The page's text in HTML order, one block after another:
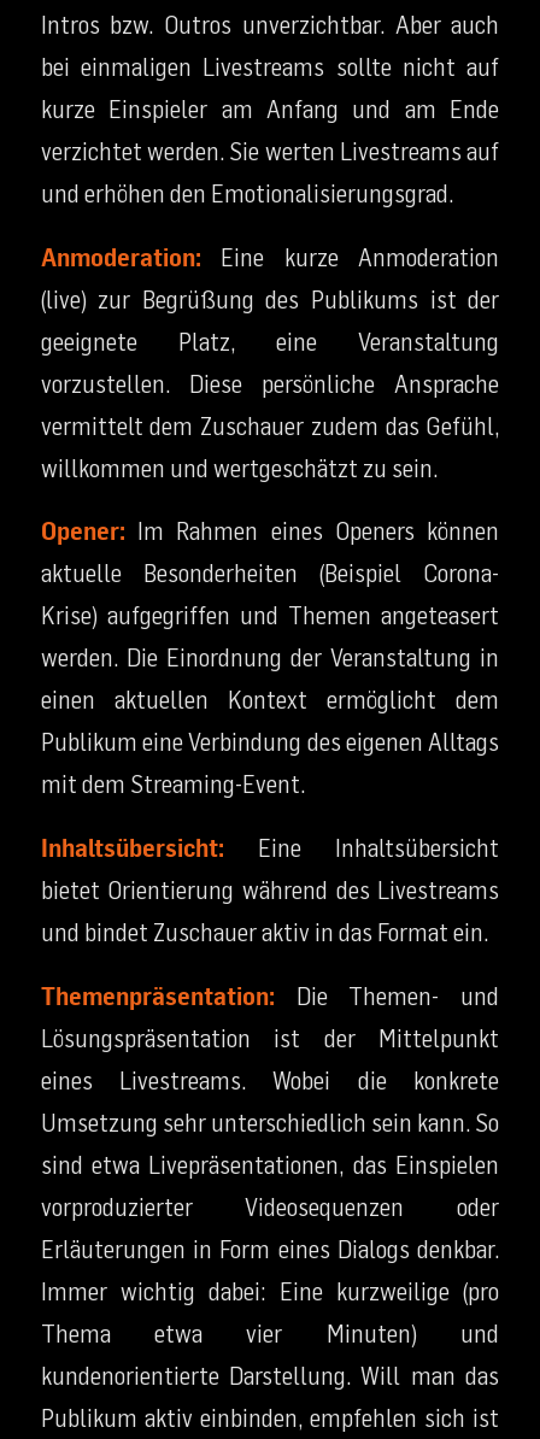
Intros bzw. Outros unverzichtbar. Aber auch
bei einmaligen Livestreams sollte nicht auf
kurze Einspieler am Anfang und am Ende
verzichtet werden. Sie werten Livestreams auf
und erhöhen den Emotionalisierungsgrad.
Anmoderation: Eine kurze Anmoderation
(live) zur Begrüßung des Publikums ist der
geeignete Platz, eine Veranstaltung
vorzustellen. Diese persönliche Ansprache
vermittelt dem Zuschauer zudem das Gefühl,
willkommen und wertgeschätzt zu sein.
Opener: Im Rahmen eines Openers können
aktuelle Besonderheiten (Beispiel Corona-
Krise) aufgegriffen und Themen angeteasert
werden. Die Einordnung der Veranstaltung in
einen aktuellen Kontext ermöglicht dem
Publikum eine Verbindung des eigenen Alltags
mit dem Streaming-Event.
Inhaltsübersicht: Eine Inhaltsübersicht
bietet Orientierung während des Livestreams
und bindet Zuschauer aktiv in das Format ein.
Themenpräsentation: Die Themen- und
Lösungspräsentation ist der Mittelpunkt
eines Livestreams. Wobei die konkrete
Umsetzung sehr unterschiedlich sein kann. So
sind etwa Livepräsentationen, das Einspielen
vorproduzierter Videosequenzen oder
Erläuterungen in Form eines Dialogs denkbar.
Immer wichtig dabei: Eine kurzweilige (pro
Thema etwa vier Minuten) und
kundenorientierte Darstellung. Will man das
Publikum aktiv einbinden, empfehlen sich ist